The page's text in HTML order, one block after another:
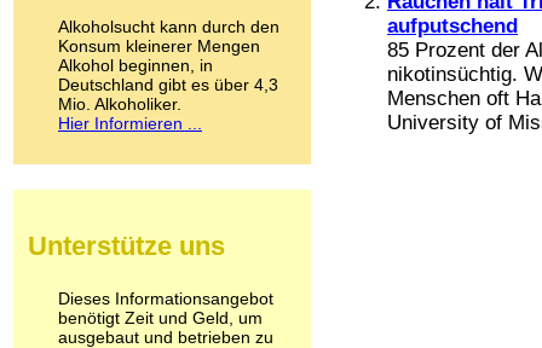
aufputschend
85 Prozent der
nikotinsüchtig.
Menschen oft
University of
LSD
Marihuana
Medikamente
Meskalin
Metamphetamin
Methadon
Pilze
Psychopharmaka
Schlafmittel
Schmerzmittel
Alkoholsucht kann durch den
Konsum kleinerer Mengen
Alkohol beginnen, in
Deutschland gibt es über 4,3
Mio. Alkoholiker.
Hier Informieren ...
Unterstütze uns
Dieses Informationsangebot
benötigt Zeit und Geld, um
ausgebaut und betrieben zu